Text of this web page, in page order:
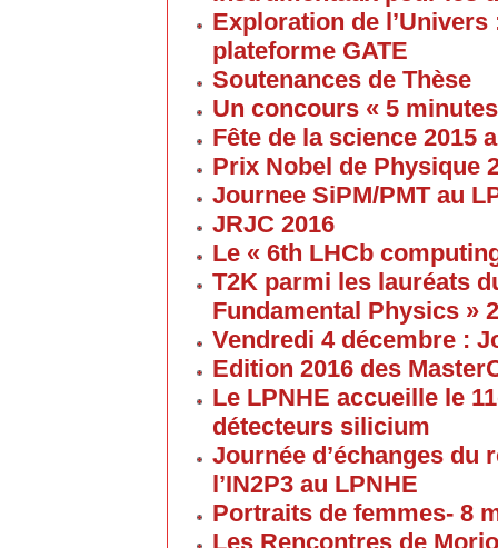
Exploration de
plateforme GATE
Soutenances de Thèse
Un concours « 5
Fête de la science 2015
Prix Nobel de Physique
Journee SiPM/PMT au
JRJC 2016
Le « 6th LHCb
T2K parmi les lauréats
Fundamental Physics »
Vendredi 4 décembre :
Edition 2016 des
Le LPNHE accueille le
détecteurs silicium
Journée d’échanges du
l’IN2P3 au LPNHE
Portraits de femmes- 8
Les Rencontres de